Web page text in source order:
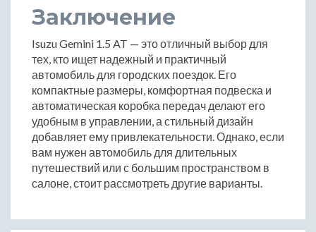
Заключение
Isuzu Gemini 1.5 AT — это отличный выбор для
тех, кто ищет надежный и практичный
автомобиль для городских поездок. Его
компактные размеры, комфортная подвеска и
автоматическая коробка передач делают его
удобным в управлении, а стильный дизайн
добавляет ему привлекательности. Однако, если
вам нужен автомобиль для длительных
путешествий или с большим пространством в
салоне, стоит рассмотреть другие варианты.